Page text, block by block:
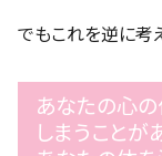
でもこれを逆に考
あなたの心の
しまうことが